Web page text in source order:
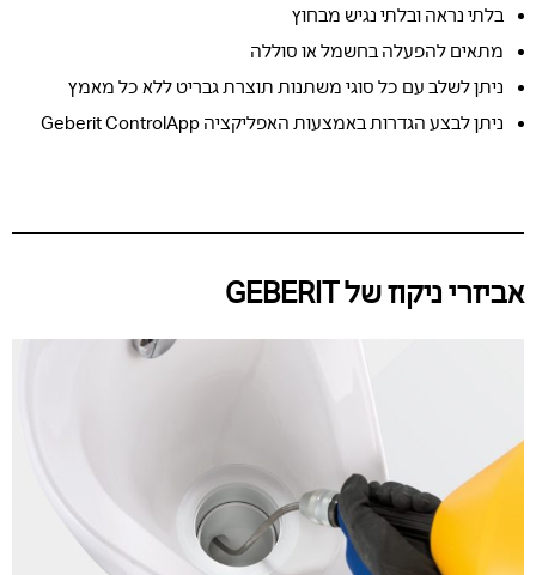
בלתי נראה ובלתי נגיש מבחוץ
מתאים להפעלה בחשמל או סוללה
ניתן לשלב עם כל סוגי משתנות תוצרת גבריט ללא כל מאמץ
ניתן לבצע הגדרות באמצעות האפליקציה Geberit ControlApp
אביזרי ניקוז של GEBERIT